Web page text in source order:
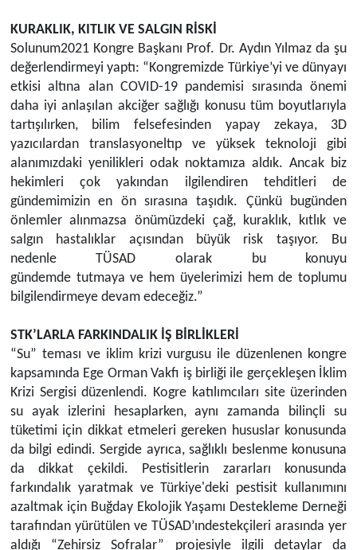
KURAKLIK, KITLIK VE SALGIN RİSKİ
Solunum2021 Kongre Başkanı Prof. Dr. Aydın Yılmaz da şu
değerlendirmeyi yaptı: “Kongremizde Türkiye’yi ve dünyayı
etkisi altına alan COVID-19 pandemisi sırasında önemi
daha iyi anlaşılan akciğer sağlığı konusu tüm boyutlarıyla
tartışılırken, bilim felsefesinden yapay zekaya, 3D
yazıcılardan translasyoneltıp veyüksek teknoloji gibi
alanımızdaki yenilikleri odak noktamıza aldık. Ancak biz
hekimleri çok yakından ilgilendiren tehditleri de
gündemimizin en ön sırasına taşıdık. Çünkü bugünden
önlemler alınmazsa önümüzdeki çağ, kuraklık, kıtlık ve
salgın hastalıklar açısından büyük risk taşıyor. Bu
nedenleTÜSAD olarak bu konuyu
gündemde tutmaya ve hem üyelerimizi hem de toplumu
bilgilendirmeyedevam edeceğiz.”
STK’LARLA FARKINDALIK İŞ BİRLİKLERİ
“Su” teması ve iklim krizi vurgusu ile düzenlenen kongre
kapsamında Ege Orman Vakfı iş birliği ile gerçekleşen İklim
Krizi Sergisi düzenlendi. Kogre katılımcıları site üzerinden
su ayak izlerini hesaplarken, aynı zamanda bilinçli su
tüketimi için dikkat etmeleri gereken hususlar konusunda
da bilgi edindi. Sergide ayrıca, sağlıklı beslenme konusuna
da dikkat çekildi. Pestisitlerin zararları konusunda
farkındalık yaratmak ve Türkiye'deki pestisit kullanımını
azaltmak için Buğday Ekolojik Yaşamı Destekleme Derneği
tarafından yürütülen veTÜSAD’ındestekçileri arasında yer
aldığı “Zehirsiz Sofralar” projesiyle ilgili detaylar da